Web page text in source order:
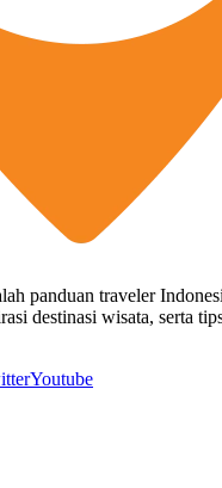
panduan traveler
destinasi wisata, serta
Youtube